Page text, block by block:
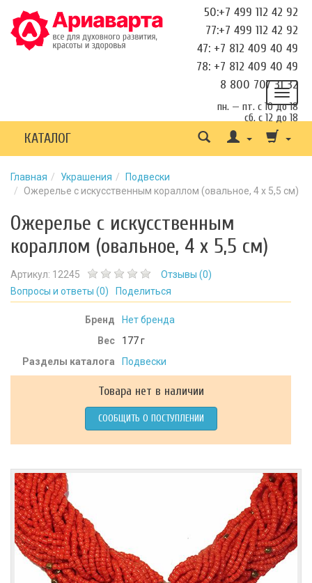
50:+7 499 112 42 92
77:+7 499 112 42 92
47: +7 812 409 40 49
78: +7 812 409 40 49
8 800 707 31 32
пн. — пт. с 10 до 18
сб. с 12 до 18
КАТАЛОГ
Главная Украшения
Подвески
Ожерелье с искусственным кораллом (овальное, 4 x 5,5 см)
Ожерелье с искусственным
кораллом (овальное, 4 x 5,5 см)
Артикул: 12245 Отзывы (0)
Вопросы и ответы (0) Поделиться
Бренд
Нет бренда
Вес
177г
Разделы каталога
Подвески
Товара нет в наличии
СООБЩИТЬ О ПОСТУПЛЕНИИ